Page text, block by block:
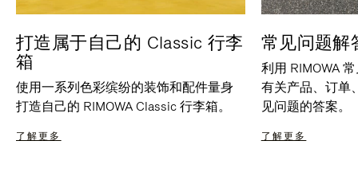
打造属于自己的 Classic 行李
箱
使用一系列色彩缤纷的装饰和配件量身
打造自己的 RIMOWA Classic 行李箱。
了解更多
常见问题解
利用 RIMOWA
有关产品、订单
见问题的答案。
了解更多